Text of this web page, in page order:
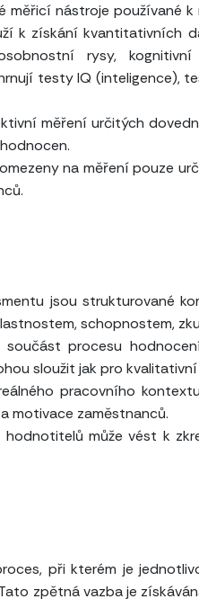
měřicí nástroje používané
k získání kvantitativních
rysy,
testy IQ (inteligence),
měření určitých
na měření pouze
jsou strukturované
schopnostem,
procesu
sloužit jak pro
pracovního
motivace zaměstnanců.
hodnotitelů může vést k
při kterém je
zpětná vazba je